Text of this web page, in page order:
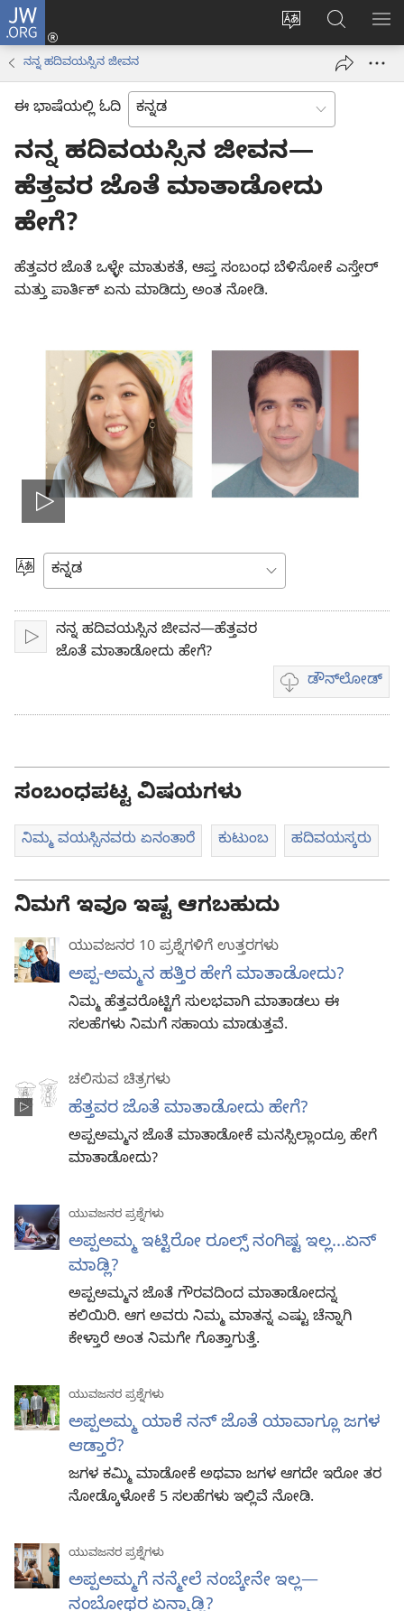
JW.ORG
ವೆಬ್‌ಸೈಟ್‌ನ
ಭಾಷೆಯನ್ನು
ಬದಲಿಸು
ಲಾಗ್
ಇನ್
new
ಹುಡುಕಿ
ನನ್ನ ಹದಿವಯಸ್ಸಿನ ಜೀವನ
ಈ ಭಾಷೆಯಲ್ಲಿ ಓದಿ
ನನ್ನ ಹದಿವಯಸ್ಸಿನ ಜೀವನ—
ಹೆತ್ತವರ ಜೊತೆ ಮಾತಾಡೋದು
ಹೇಗೆ?
ಹೆತ್ತವರ ಜೊತೆ ಒಳ್ಳೇ ಮಾತುಕತೆ, ಆಪ್ತ ಸಂಬಂಧ ಬೆಳಿಸೋಕೆ ಎಸ್ತೇರ್‌
ಮತ್ತು ಪಾರ್ತಿಕ್‌ ಏನು ಮಾಡಿದ್ರು ಅಂತ ನೋಡಿ.
Play
video
ಭಾಷೆಯನ್ನು
ಆರಿಸಿ
ಪ್ಲೇ
ನನ್ನ ಹದಿವಯಸ್ಸಿನ ಜೀವನ—ಹೆತ್ತವರ
ಜೊತೆ ಮಾತಾಡೋದು ಹೇಗೆ?
ಡೌನ್‌ಲೋಡ್‌
ವಿಡಿಯೋ
ಡೌನ್‌ಲೋಡ್
ಸಂಬಂಧಪಟ್ಟ ವಿಷಯಗಳು
ನಿಮ್ಮ ವಯಸ್ಸಿನವರು ಏನಂತಾರೆ ಕುಟುಂಬ ಹದಿವಯಸ್ಕರು
ನಿಮಗೆ ಇವೂ ಇಷ್ಟ ಆಗಬಹುದು
ಯುವಜನರ 10 ಪ್ರಶ್ನೆಗಳಿಗೆ ಉತ್ತರಗಳು
ಅಪ್ಪ-ಅಮ್ಮನ ಹತ್ತಿರ ಹೇಗೆ ಮಾತಾಡೋದು?
ನಿಮ್ಮ ಹೆತ್ತವರೊಟ್ಟಿಗೆ ಸುಲಭವಾಗಿ ಮಾತಾಡಲು ಈ
ಸಲಹೆಗಳು ನಿಮಗೆ ಸಹಾಯ ಮಾಡುತ್ತವೆ.
ಚಲಿಸುವ ಚಿತ್ರಗಳು
ಹೆತ್ತವರ ಜೊತೆ ಮಾತಾಡೋದು ಹೇಗೆ?
ಅಪ್ಪಅಮ್ಮನ ಜೊತೆ ಮಾತಾಡೋಕೆ ಮನಸ್ಸಿಲ್ಲಾಂದ್ರೂ ಹೇಗೆ
ಮಾತಾಡೋದು?
ಯುವಜನರ ಪ್ರಶ್ನೆಗಳು
ಅಪ್ಪಅಮ್ಮ ಇಟ್ಟಿರೋ ರೂಲ್ಸ್‌ ನಂಗಿಷ್ಟ ಇಲ್ಲ...ಏನ್‌
ಮಾಡ್ಲಿ?
ಅಪ್ಪಅಮ್ಮನ ಜೊತೆ ಗೌರವದಿಂದ ಮಾತಾಡೋದನ್ನ
ಕಲಿಯಿರಿ. ಆಗ ಅವರು ನಿಮ್ಮ ಮಾತನ್ನ ಎಷ್ಟು ಚೆನ್ನಾಗಿ
ಕೇಳ್ತಾರೆ ಅಂತ ನಿಮಗೇ ಗೊತ್ತಾಗುತ್ತೆ.
ಯುವಜನರ ಪ್ರಶ್ನೆಗಳು
ಅಪ್ಪಅಮ್ಮ ಯಾಕೆ ನನ್‌ ಜೊತೆ ಯಾವಾಗ್ಲೂ ಜಗಳ
ಆಡ್ತಾರೆ?
ಜಗಳ ಕಮ್ಮಿ ಮಾಡೋಕೆ ಅಥವಾ ಜಗಳ ಆಗದೇ ಇರೋ ತರ
ನೋಡ್ಕೊಳೋಕೆ 5 ಸಲಹೆಗಳು ಇಲ್ಲಿವೆ ನೋಡಿ.
ಯುವಜನರ ಪ್ರಶ್ನೆಗಳು
ಅಪ್ಪಅಮ್ಮಗೆ ನನ್ಮೇಲೆ ನಂಬ್ಕೇನೇ ಇಲ್ಲ—
ನಂಬೋಥರ ಏನ್ಮಾಡ್ಲಿ?